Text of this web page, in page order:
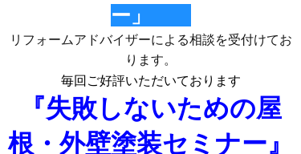
ー」
リフォームアドバイザーによる相談を受付けてお
ります。
毎回ご好評いただいております
『失敗しないための屋
根・外壁塗装セミナー』